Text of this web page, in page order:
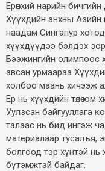
Ерөнхий нарийн
Хүүхдийн анхны Азийн
наадам Сингапур
хүүхдүүдээ бэлдэх
Бээжингийн олимпоос
авсан урмаараа
холбоо маань хичээж
Ер нь хүүхдийн төлөө
Уулзсан байгууллага
талаас нь бид ингэж
материалаар тусалъя,
болгоод тэр хүнтэй нь
бүтэмжтэй байдаг.